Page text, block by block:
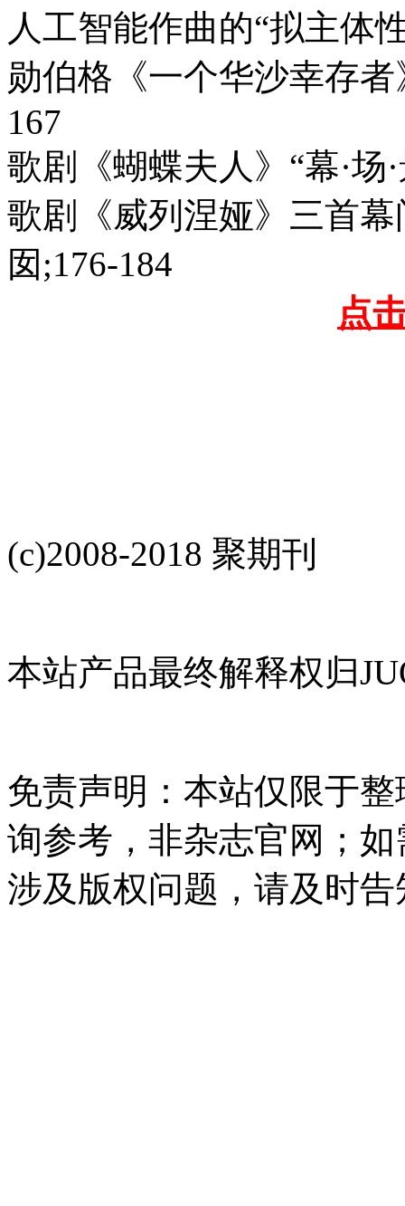
人工智能作曲的“拟主体
勋伯格《一个华沙幸存
167
歌剧《蝴蝶夫人》“幕·场
歌剧《威列涅娅》三首
囡;176-184
点
(c)2008-2018 聚期刊
本站产品最终解释权归
免责声明：本站仅限于
询参考，非杂志官网；
涉及版权问题，请及时告